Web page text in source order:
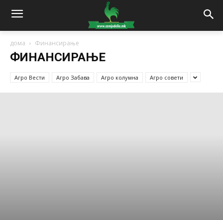
дома Финансирање
ФИНАНСИРАЊЕ
Агро Вести Агро Забава Агро колумна Агро совети